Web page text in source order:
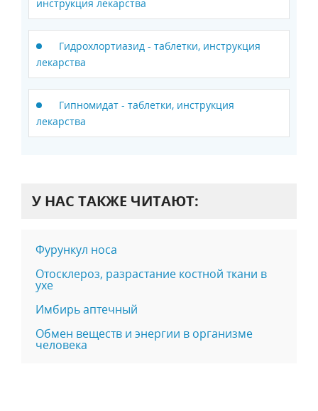
инструкция лекарства
Гидрохлортиазид - таблетки, инструкция
лекарства
Гипномидат - таблетки, инструкция
лекарства
У НАС ТАКЖЕ ЧИТАЮТ:
Фурункул носа
Отосклероз, разрастание костной ткани в
ухе
Имбирь аптечный
Обмен веществ и энергии в организме
человека